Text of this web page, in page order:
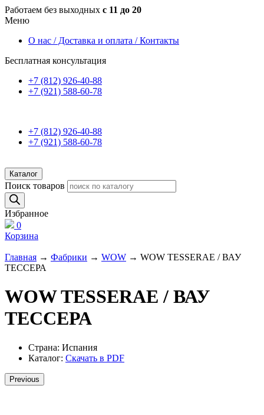
Работаем без выходных с 11 до 20
Меню
О нас / Доставка и оплата / Контакты
Бесплатная консультация
+7 (812) 926-40-88
+7 (921) 588-60-78
+7 (812) 926-40-88
+7 (921) 588-60-78
Каталог
Поиск товаров
Избранное
0
Корзина
Главная → Фабрики → WOW → WOW TESSERAE / ВАУ
ТЕССЕРА
WOW TESSERAE / ВАУ
ТЕССЕРА
Страна: Испания
Каталог: Скачать в PDF
Previous